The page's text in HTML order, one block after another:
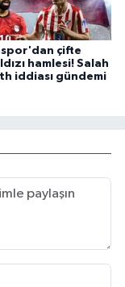
çifte
hamlesi! Salah
iddiası gündemi